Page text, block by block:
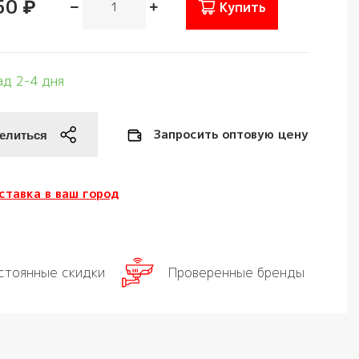
₽ Купить
2-4 дня
Запросить оптовую цену
в ваш город
скидки Проверенные бренды